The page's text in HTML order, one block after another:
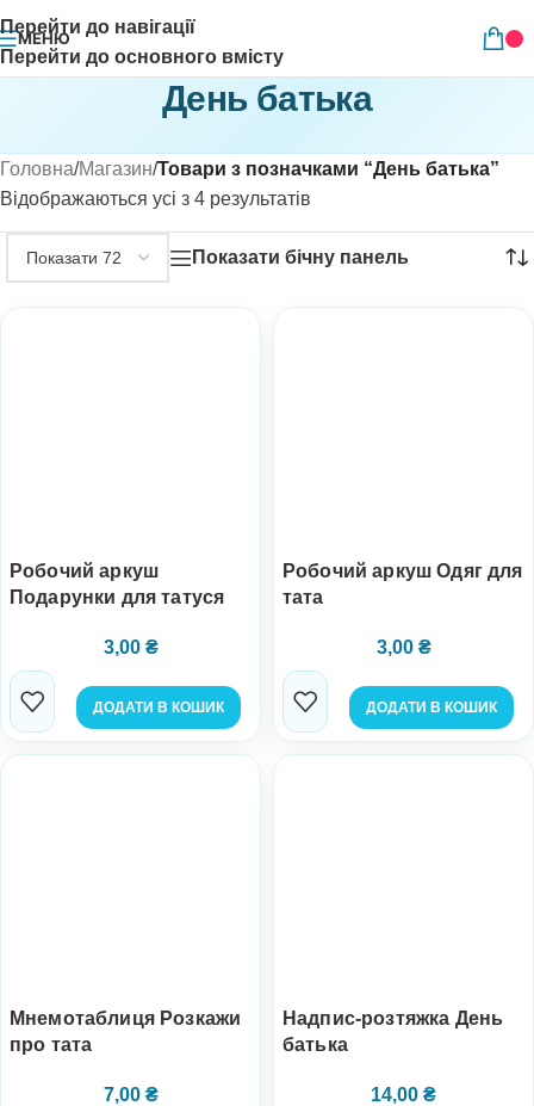
Перейти до навігації
Перейти до основного вмісту
МЕНЮ
День батька
Головна/Магазин/Товари з позначками “День батька”
Відображаються усі з 4 результатів
Показати бічну панель
Робочий аркуш
Подарунки для татуся
3,00 ₴
ДОДАТИ В КОШИК
Робочий аркуш Одяг для
тата
3,00 ₴
ДОДАТИ В КОШИК
Мнемотаблиця Розкажи
про тата
7,00 ₴
Надпис-розтяжка День
батька
14,00 ₴